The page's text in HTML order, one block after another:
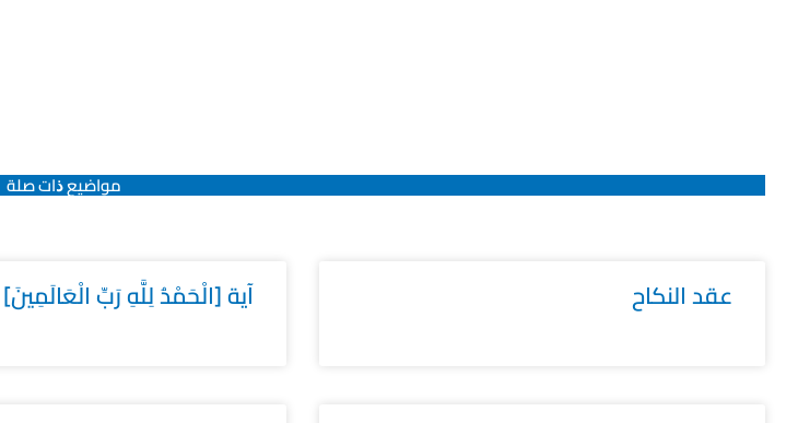
مواضيع ﺫات صلة
عقد النكاح آية [الْحَمْدُ لِلَّهِ رَبِّ الْعَالَمِينَ]